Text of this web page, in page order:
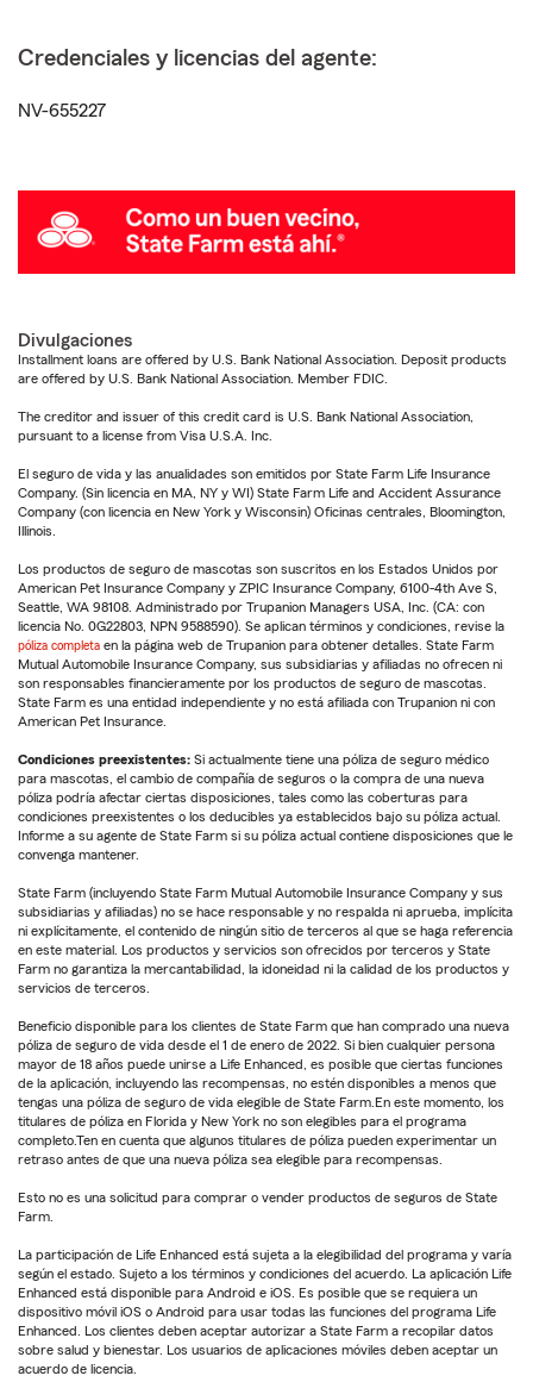
Credenciales y licencias del agente:
NV-655227
Divulgaciones
Installment loans are offered by U.S. Bank National Association. Deposit products
are offered by U.S. Bank National Association. Member FDIC.
The creditor and issuer of this credit card is U.S. Bank National Association,
pursuant to a license from Visa U.S.A. Inc.
El seguro de vida y las anualidades son emitidos por State Farm Life Insurance
Company. (Sin licencia en MA, NY y WI) State Farm Life and Accident Assurance
Company (con licencia en New York y Wisconsin) Oficinas centrales, Bloomington,
Illinois.
Los productos de seguro de mascotas son suscritos en los Estados Unidos por
American Pet Insurance Company y ZPIC Insurance Company, 6100-4th Ave S,
Seattle, WA 98108. Administrado por Trupanion Managers USA, Inc. (CA: con
licencia No. 0G22803, NPN 9588590). Se aplican términos y condiciones, revise la
póliza completa en la página web de Trupanion para obtener detalles. State Farm
Mutual Automobile Insurance Company, sus subsidiarias y afiliadas no ofrecen ni
son responsables financieramente por los productos de seguro de mascotas.
State Farm es una entidad independiente y no está afiliada con Trupanion ni con
American Pet Insurance.
Condiciones preexistentes: Si actualmente tiene una póliza de seguro médico
para mascotas, el cambio de compañía de seguros o la compra de una nueva
póliza podría afectar ciertas disposiciones, tales como las coberturas para
condiciones preexistentes o los deducibles ya establecidos bajo su póliza actual.
Informe a su agente de State Farm si su póliza actual contiene disposiciones que le
convenga mantener.
State Farm (incluyendo State Farm Mutual Automobile Insurance Company y sus
subsidiarias y afiliadas) no se hace responsable y no respalda ni aprueba, implícita
ni explícitamente, el contenido de ningún sitio de terceros al que se haga referencia
en este material. Los productos y servicios son ofrecidos por terceros y State
Farm no garantiza la mercantabilidad, la idoneidad ni la calidad de los productos y
servicios de terceros.
Beneficio disponible para los clientes de State Farm que han comprado una nueva
póliza de seguro de vida desde el 1 de enero de 2022. Si bien cualquier persona
mayor de 18 años puede unirse a Life Enhanced, es posible que ciertas funciones
de la aplicación, incluyendo las recompensas, no estén disponibles a menos que
tengas una póliza de seguro de vida elegible de State Farm.En este momento, los
titulares de póliza en Florida y New York no son elegibles para el programa
completo.Ten en cuenta que algunos titulares de póliza pueden experimentar un
retraso antes de que una nueva póliza sea elegible para recompensas.
Esto no es una solicitud para comprar o vender productos de seguros de State
Farm.
La participación de Life Enhanced está sujeta a la elegibilidad del programa y varía
según el estado. Sujeto a los términos y condiciones del acuerdo. La aplicación Life
Enhanced está disponible para Android e iOS. Es posible que se requiera un
dispositivo móvil iOS o Android para usar todas las funciones del programa Life
Enhanced. Los clientes deben aceptar autorizar a State Farm a recopilar datos
sobre salud y bienestar. Los usuarios de aplicaciones móviles deben aceptar un
acuerdo de licencia.